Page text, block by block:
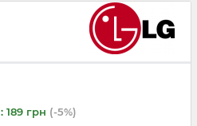
189 грн (-5%)